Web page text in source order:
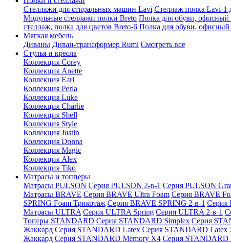
Стеллажи для стиральных машин Lavi Стеллаж полка Lavi-1
Модульные стеллажи полки Breto Полка для обуви, офисный
стеллаж, полка для цветов Breto-6 Полка для обуви, офисный
Мягкая мебель
Диваны Диван-трансформер Rumi Смотреть все
Стулья и кресла
Коллекция Corey
Коллекция Anette
Коллекция Eari
Коллекция Perla
Коллекция Luke
Коллекция Charlie
Коллекция Shell
Коллекция Style
Коллекция Justin
Коллекция Donna
Коллекция Magic
Коллекция Alex
Коллекция Tiko
Матрасы и топперы
Матрасы PULSON Серия PULSON 2-в-1 Серия PULSON
Матрасы BRAVE Серия BRAVE Ultra Foam Серия BRAVE
SPRING Foam Трикотаж Серия BRAVE SPRING 2-в-1 Серия
Матрасы ULTRA Серия ULTRA Spring Серия ULTRA 2-в-1
Топеры STANDARD Серия STANDARD Simplex Серия
Жаккард Серия STANDARD Latex Серия STANDARD Latex
Жаккард Серия STANDARD Memory X4 Серия STANDARD